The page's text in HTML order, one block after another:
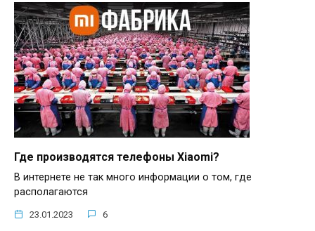
Где производятся телефоны Xiaomi?
В интернете не так много информации о том, где
располагаются
23.01.2023 6